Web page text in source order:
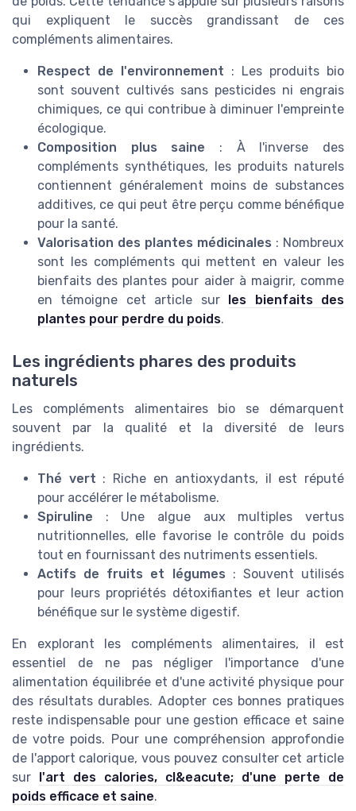
qui expliquent le succès grandissant de ces
compléments alimentaires.
Respect de l'environnement : Les produits bio
sont souvent cultivés sans pesticides ni engrais
chimiques, ce qui contribue à diminuer l'empreinte
écologique.
Composition plus saine : À l'inverse des
compléments synthétiques, les produits naturels
contiennent généralement moins de substances
additives, ce qui peut être perçu comme bénéfique
pour la santé.
Valorisation des plantes médicinales : Nombreux
sont les compléments qui mettent en valeur les
bienfaits des plantes pour aider à maigrir, comme
en témoigne cet article sur
les bienfaits des
plantes pour perdre du poids.
Les ingrédients phares des produits
naturels
Les compléments alimentaires bio se démarquent
souvent par la qualité et la diversité de leurs
ingrédients.
Thé vert : Riche en antioxydants, il est réputé
pour accélérer le métabolisme.
Spiruline : Une algue aux multiples vertus
nutritionnelles, elle favorise le contrôle du poids
tout en fournissant des nutriments essentiels.
Actifs de fruits et légumes : Souvent utilisés
pour leurs propriétés détoxifiantes et leur action
bénéfique sur le système digestif.
En explorant les compléments alimentaires, il est
essentiel de ne pas négliger l'importance d'une
alimentation équilibrée et d'une activité physique pour
des résultats durables. Adopter ces bonnes pratiques
reste indispensable pour une gestion efficace et saine
de votre poids. Pour une compréhension approfondie
de l'apport calorique, vous pouvez consulter cet article
sur
l'art des calories, cl&eacute; d'une perte de
poids efficace et saine.